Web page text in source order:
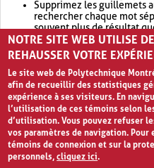
Supprimez les guillemets
rechercher chaque mot
souvent plus de résultat
Envisagez d'élargir votre
retournera souvent plus
NOTRE SITE WEB UTILISE
REHAUSSER VOTRE
Le site web de Polytechnique
afin de recueillir des statistiques
expérience à ses visiteurs. En
l’utilisation de ces témoins selon
d’utilisation. Vous pouvez refuser
vos paramètres de navigation. Pour
témoins de connexion et sur la
personnels,cliquez ici.